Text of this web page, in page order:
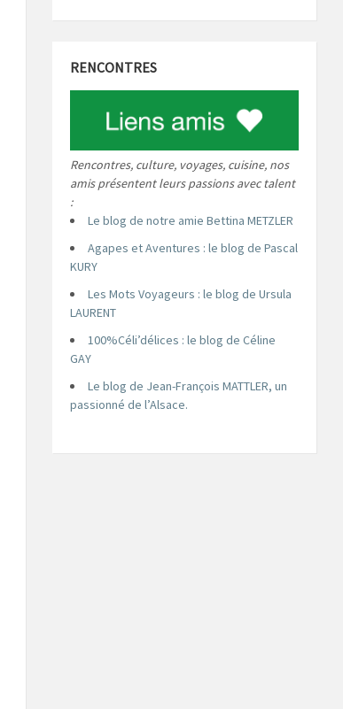
RENCONTRES
Rencontres, culture, voyages, cuisine, nos
amis présentent leurs passions avec talent
:
Le blog de notre amie Bettina METZLER
Agapes et Aventures : le blog de Pascal
KURY
Les Mots Voyageurs : le blog de Ursula
LAURENT
100%Céli’délices : le blog de Céline
GAY
Le blog de Jean-François MATTLER, un
passionné de l’Alsace.